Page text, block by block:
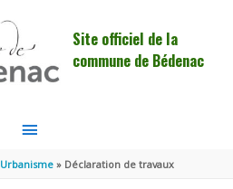
Site officiel de la
commune de Bédenac
MENU
PRINCIPAL
Urbanisme Déclaration de travaux